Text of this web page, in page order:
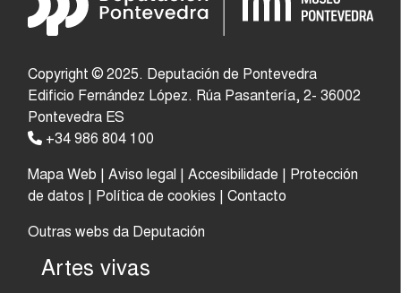
Copyright © 2025. Deputación de Pontevedra
Edificio Fernández López. Rúa Pasantería, 2- 36002
Pontevedra ES
+34 986 804 100
Mapa Web Aviso legal Accesibilidade
Protección
de datos
Política de cookies Contacto
Outras webs da Deputación
Artes vivas